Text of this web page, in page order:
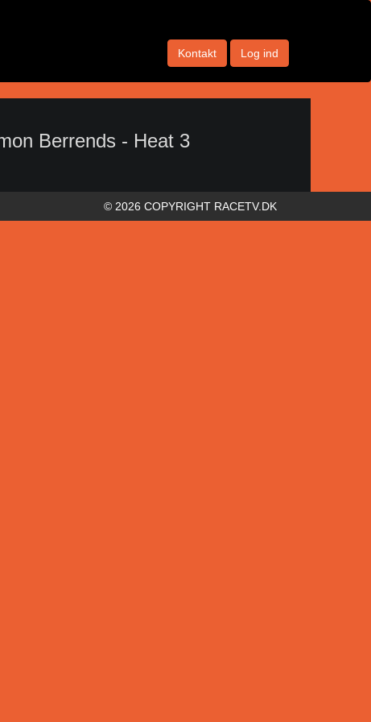
Kontakt Log ind
Berrends - Heat 3
© 2026 COPYRIGHT RACETV.DK